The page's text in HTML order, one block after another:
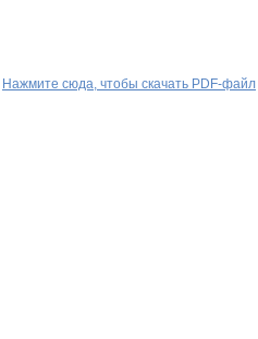
Нажмите сюда, чтобы скачать PDF-файл